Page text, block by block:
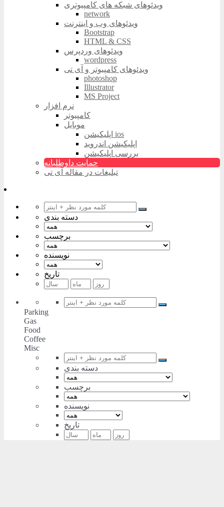
ویدئوهای شبکه های کامپیوتری
network
ویدئوهای وب و اینترنت
Bootstrap
HTML & CSS
ویدئوهای وردپرس
wordpress
ویدئوهای کامپیوتر و آی تی
photoshop
Illustrator
MS Project
نرم افزار
کامپیوتر
موبایل
اپلیکیشن ios
اپلیکیشن اندروید
بررسی اپلیکیشن
حمایت داوطلبانه
تبلیغات در مقاله آی تی
دسته بندی
برچسب
نویسنده
تاریخ
Parking
Gas
Food
Coffee
Misc
دسته بندی
برچسب
نویسنده
تاریخ